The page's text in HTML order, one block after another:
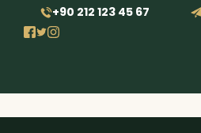
+90 212 123 45 67